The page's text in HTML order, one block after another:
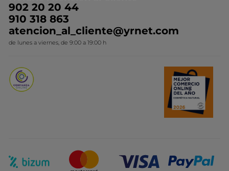
Conviértete en Franquiciada
Ideas de Regalo
Colección Monoi
Novedades del mes
Contacto
902 20 20 44
910 318 863
atencion_al_cliente@yrnet.com
de lunes a viernes, de 9:00 a 19:00 h